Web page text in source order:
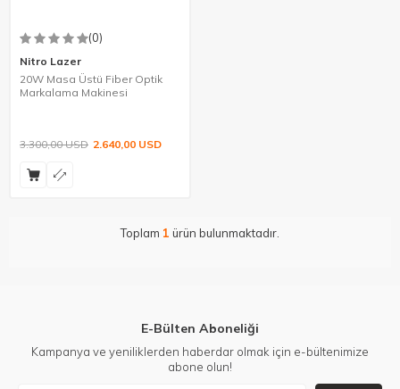
(0)
Nitro Lazer
20W Masa Üstü Fiber Optik
Markalama Makinesi
3.300,00USD 2.640,00 USD
Toplam 1 ürün bulunmaktadır.
E-Bülten Aboneliği
Kampanya ve yeniliklerden haberdar olmak için e-bültenimize
abone olun!